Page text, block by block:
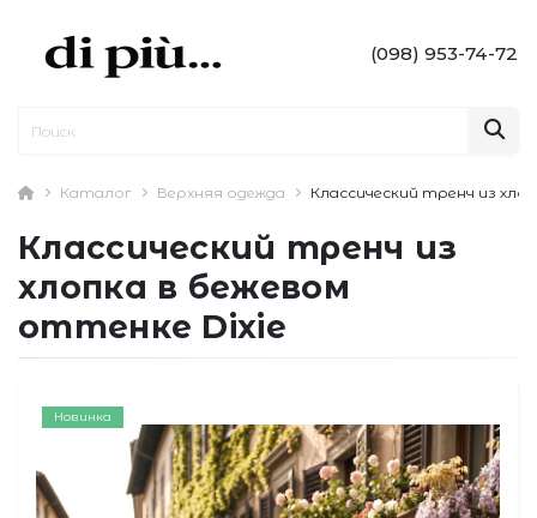
(098) 953-74-72
Каталог Верхняя одежда Классический тренч из
Классический тренч из
хлопка в бежевом
оттенке Dixie
Новинка